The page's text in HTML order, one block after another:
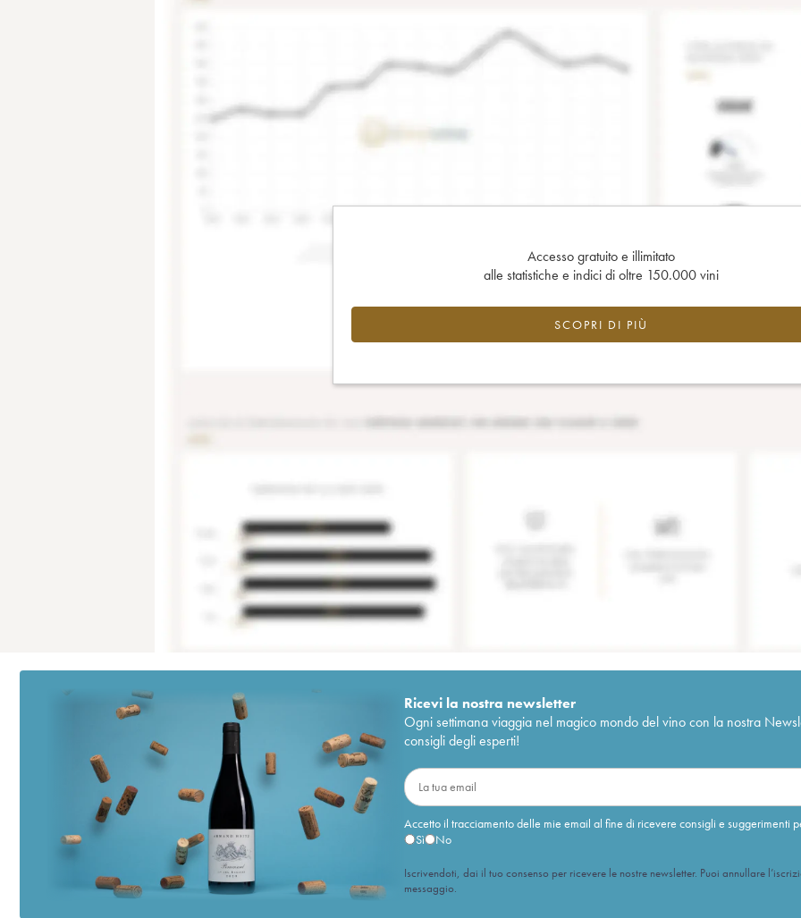
Accesso gratuito e illimitato
alle statistiche e indici di oltre 150.000 vini
SCOPRI DI PIÙ
Ricevi la nostra newsletter
Ogni settimana viaggia nel magico mondo del vino con la nostra
consigli degli esperti!
Accetto il tracciamento delle mie email al fine di ricevere consigli e suggerimenti
Sì
No
Iscrivendoti, dai il tuo consenso per ricevere le nostre newsletter. Puoi annullare
messaggio.